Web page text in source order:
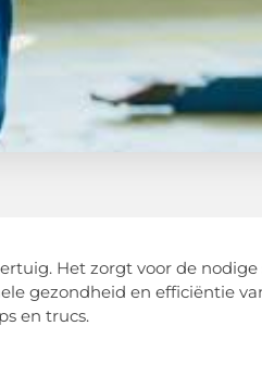
Het zorgt voor de
gezondheid en efficiëntie
en trucs.